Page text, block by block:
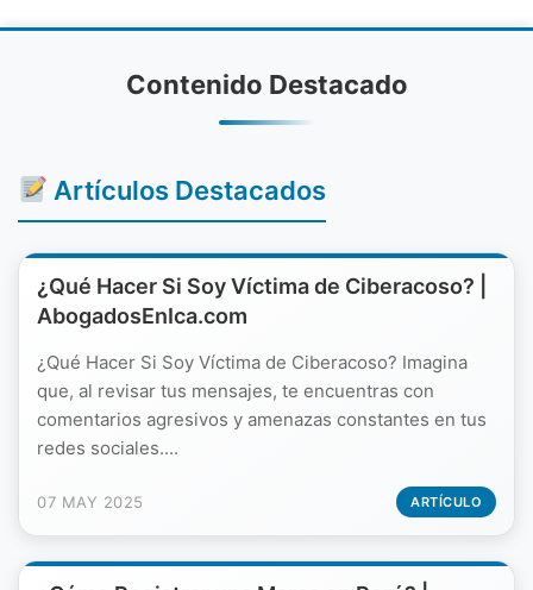
Contenido Destacado
Artículos Destacados
¿Qué Hacer Si Soy Víctima de Ciberacoso? |
AbogadosEnIca.com
¿Qué Hacer Si Soy Víctima de Ciberacoso? Imagina
que, al revisar tus mensajes, te encuentras con
comentarios agresivos y amenazas constantes en tus
redes sociales....
07 MAY 2025 ARTÍCULO